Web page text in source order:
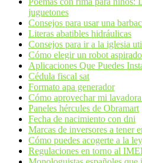
juguetones
Consejos para usar una
Literas abatibles hidráulicas
Consejos para ir a la iglesia
Cómo elegir un robot
Aplicaciones Que Puedes
Cédula fiscal sat
Formato apa generador
Cómo aprovechar mi
Paneles hércules de Obramart
Fecha de nacimiento con dni
Marcas de inversores a tener
Cómo puedes acogerte a la
Regulaciones en torno al